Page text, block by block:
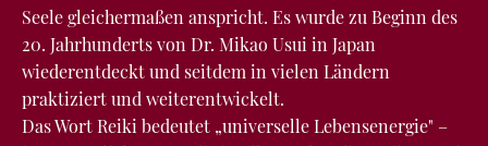
Seele gleichermaßen anspricht. Es wurde zu Beginn des
20. Jahrhunderts von Dr. Mikao Usui in Japan
wiederentdeckt und seitdem in vielen Ländern
praktiziert und weiterentwickelt.
Das Wort Reiki bedeutet „universelle Lebensenergie" –